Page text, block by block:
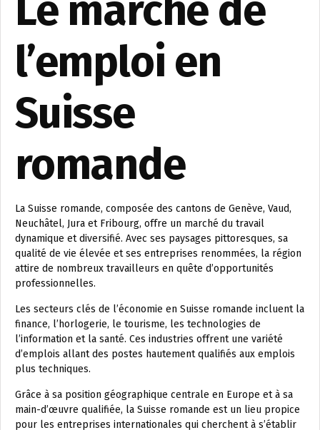
Le marché de
l’emploi en
Suisse
romande
La Suisse romande, composée des cantons de Genève, Vaud,
Neuchâtel, Jura et Fribourg, offre un marché du travail
dynamique et diversifié. Avec ses paysages pittoresques, sa
qualité de vie élevée et ses entreprises renommées, la région
attire de nombreux travailleurs en quête d’opportunités
professionnelles.
Les secteurs clés de l’économie en Suisse romande incluent la
finance, l’horlogerie, le tourisme, les technologies de
l’information et la santé. Ces industries offrent une variété
d’emplois allant des postes hautement qualifiés aux emplois
plus techniques.
Grâce à sa position géographique centrale en Europe et à sa
main-d’œuvre qualifiée, la Suisse romande est un lieu propice
pour les entreprises internationales qui cherchent à s’établir